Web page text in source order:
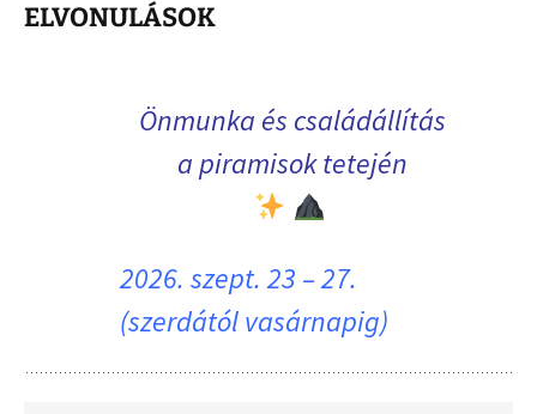
ELVONULÁSOK
Önmunka és családállítás
a piramisok tetején
2026. szept. 23 – 27.
(szerdától vasárnapig)